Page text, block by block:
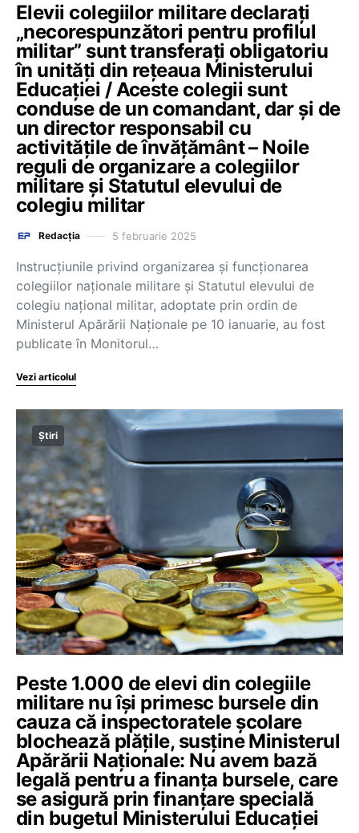
Elevii colegiilor militare declarați
„necorespunzători pentru profilul
militar” sunt transferați obligatoriu
în unități din rețeaua Ministerului
Educației / Aceste colegii sunt
conduse de un comandant, dar și de
un director responsabil cu
activitățile de învățământ – Noile
reguli de organizare a colegiilor
militare și Statutul elevului de
colegiu militar
Redacția 5 februarie 2025
Instrucțiunile privind organizarea și funcționarea
colegiilor naționale militare și Statutul elevului de
colegiu național militar, adoptate prin ordin de
Ministerul Apărării Naționale pe 10 ianuarie, au fost
publicate în Monitorul…
Vezi articolul
Știri
Peste 1.000 de elevi din colegiile
militare nu își primesc bursele din
cauza că inspectoratele școlare
blochează plățile, susține Ministerul
Apărării Naționale: Nu avem bază
legală pentru a finanța bursele, care
se asigură prin finanțare specială
din bugetul Ministerului Educației